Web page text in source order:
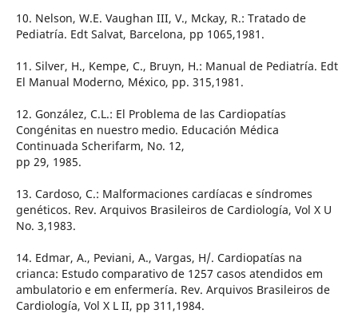
10. Nelson, W.E. Vaughan III, V., Mckay, R.: Tratado de
Pediatría. Edt Salvat, Barcelona, pp 1065,1981.
11. Silver, H., Kempe, C., Bruyn, H.: Manual de Pediatría. Edt
El Manual Moderno, México, pp. 315,1981.
12. González, C.L.: El Problema de las Cardiopatías
Congénitas en nuestro medio. Educación Médica
Continuada Scherifarm, No. 12,
pp 29, 1985.
13. Cardoso, C.: Malformaciones cardíacas e síndromes
genéticos. Rev. Arquivos Brasileiros de Cardiología, Vol X U
No. 3,1983.
14. Edmar, A., Peviani, A., Vargas, H/. Cardiopatías na
crianca: Estudo comparativo de 1257 casos atendidos em
ambulatorio e em enfermería. Rev. Arquivos Brasileiros de
Cardiología, Vol X L II, pp 311,1984.